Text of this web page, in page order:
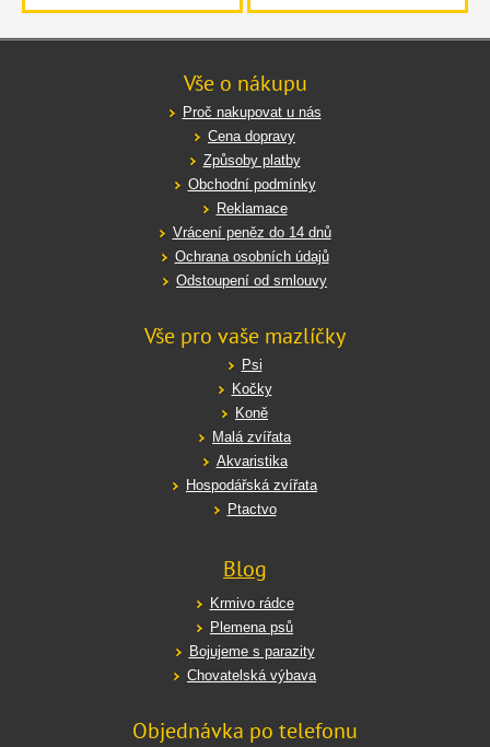
Vše o nákupu
Proč nakupovat u nás
Cena dopravy
Způsoby platby
Obchodní podmínky
Reklamace
Vrácení peněz do 14 dnů
Ochrana osobních údajů
Odstoupení od smlouvy
Vše pro vaše mazlíčky
Psi
Kočky
Koně
Malá zvířata
Akvaristika
Hospodářská zvířata
Ptactvo
Blog
Krmivo rádce
Plemena psů
Bojujeme s parazity
Chovatelská výbava
Objednávka po telefonu